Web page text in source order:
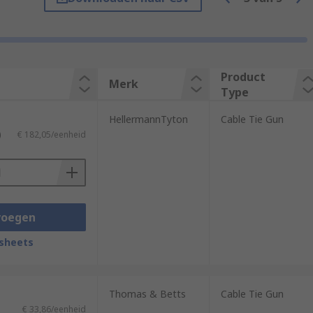
the integrity of cables, but
functional even after long-term use.
ties. They are usually provided
Merk
Product
Type
€ 182,05/eenheid
HellermannTyton Cable Tie Gun
€ 33,86/eenheid
Thomas & Betts Cable Tie Gun